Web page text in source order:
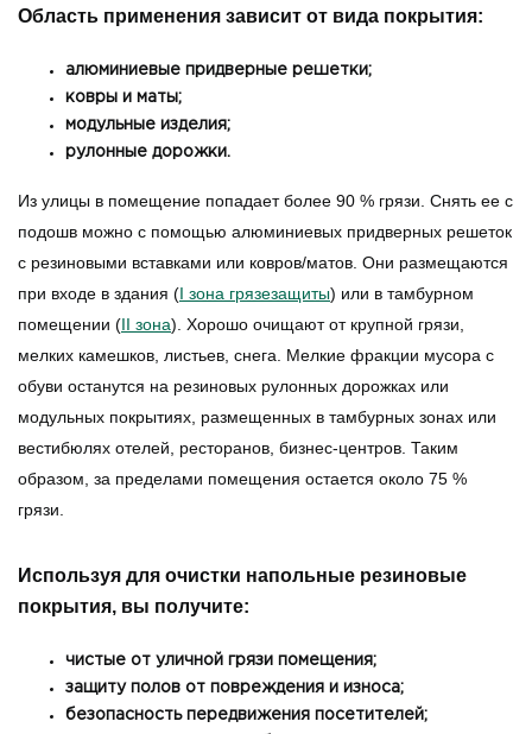
Область применения зависит от вида покрытия:
алюминиевые придверные решетки;
ковры и маты;
модульные изделия;
рулонные дорожки.
Из улицы в помещение попадает более 90 % грязи. Снять ее с
подошв можно с помощью алюминиевых придверных решеток
с резиновыми вставками или ковров/матов. Они размещаются
при входе в здания (І зона грязезащиты) или в тамбурном
помещении (ІІ зона). Хорошо очищают от крупной грязи,
мелких камешков, листьев, снега. Мелкие фракции мусора с
обуви останутся на резиновых рулонных дорожках или
модульных покрытиях, размещенных в тамбурных зонах или
вестибюлях отелей, ресторанов, бизнес-центров. Таким
образом, за пределами помещения остается около 75 %
грязи.
Используя для очистки напольные резиновые
покрытия, вы получите:
чистые от уличной грязи помещения;
защиту полов от повреждения и износа;
безопасность передвижения посетителей;